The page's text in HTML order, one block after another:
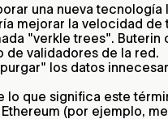
una nueva
mejorar la velocidad
"verkle trees".
de validadores de la red.
los datos
que significa este
(por ejemplo,